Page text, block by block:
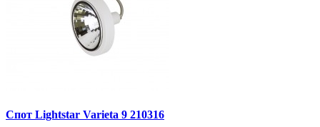
Спот Lightstar Varieta 9 210316